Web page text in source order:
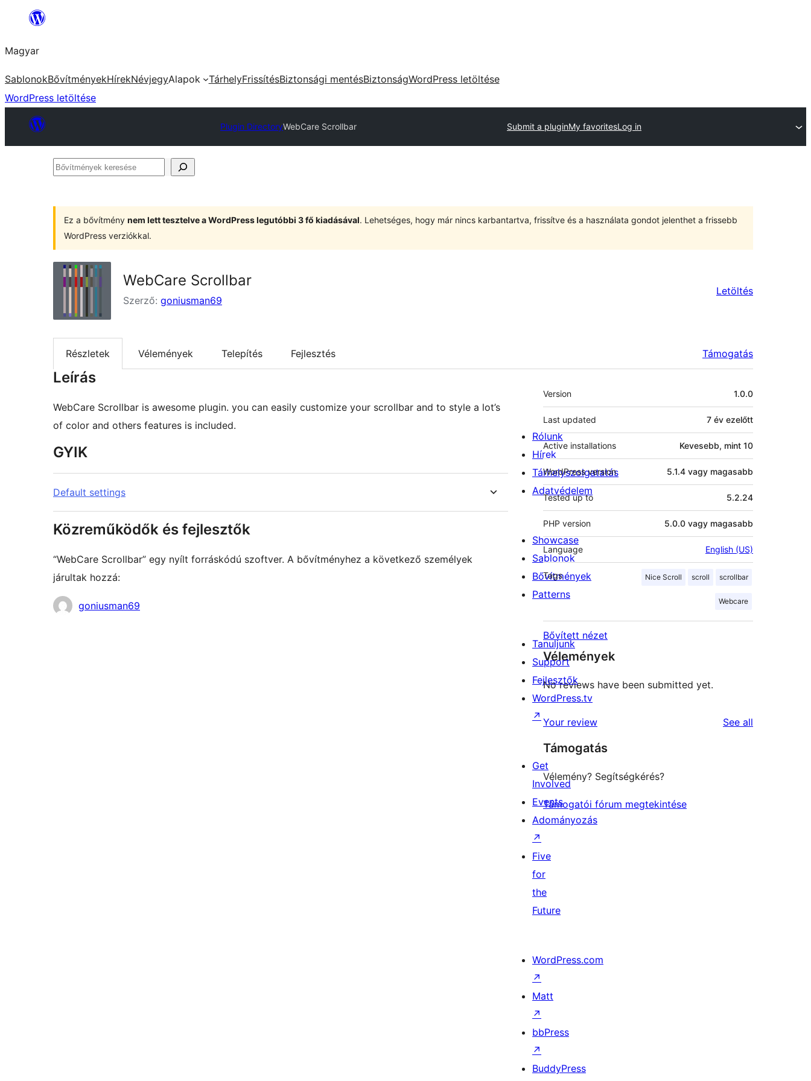
Ugrás
tartalomhoz
Magyar
SablonokBővítményekHírekNévjegyAlapok TárhelyFrissítésBiztonsági mentésBiztonságWordPress letöltése
WordPress letöltése
Plugin DirectoryWebCare Scrollbar Submit a pluginMy favoritesLog in
Bővítmények
Ez a bővítmény nem lett tesztelve a WordPress legutóbbi 3 fő kiadásával. Lehetséges, hogy már nincs karbantartva, frissítve és a használata gondot jelenthet a frissebb
WordPress verziókkal.
WebCare Scrollbar
Szerző: goniusman69
Letöltés
Részletek Vélemények Telepítés Fejlesztés Támogatás
Leírás
WebCare Scrollbar is awesome plugin. you can easily customize your scrollbar and to style a lot’s
of color and others features is included.
GYIK
Default settings
Közreműködők és fejlesztők
“WebCare Scrollbar” egy nyílt forráskódú szoftver. A bővítményhez a következő személyek
járultak hozzá:
Közreműködők
goniusman69
Meta
Version 1.0.0
Last updated 7 év ezelőtt
Active installations Kevesebb, mint 10
WordPress version 5.1.4 vagy magasabb
Tested up to 5.2.24
PHP version 5.0.0 vagy magasabb
Language English (US)
Tags Nice Scroll scroll scrollbar
Webcare
Bővített nézet
Vélemények
No reviews have been submitted yet.
Your review See all
Támogatás
Vélemény? Segítségkérés?
Támogatói fórum megtekintése
Rólunk
Hírek
Tárhelyszolgatatás
Adatvédelem
Showcase
Sablonok
Bővítmények
Patterns
Tanuljunk
Support
Fejlesztők
WordPress.tv
↗
Get
Involved
Events
Adományozás
↗
Five
for
the
Future
WordPress.com
↗
Matt
↗
bbPress
↗
BuddyPress